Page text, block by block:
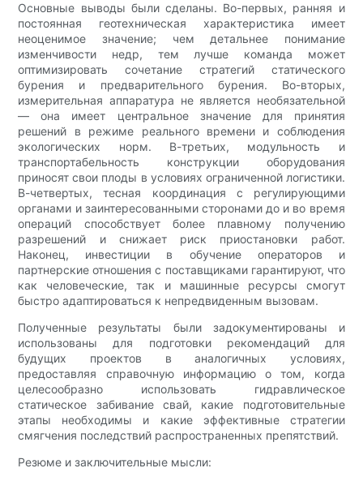
Основные выводы были сделаны. Во-первых, ранняя и
постоянная геотехническая характеристика имеет
неоценимое значение; чем детальнее понимание
изменчивости недр, тем лучше команда может
оптимизировать сочетание стратегий статического
бурения и предварительного бурения. Во-вторых,
измерительная аппаратура не является необязательной
— она имеет центральное значение для принятия
решений в режиме реального времени и соблюдения
экологических норм. В-третьих, модульность и
транспортабельность конструкции оборудования
приносят свои плоды в условиях ограниченной логистики.
В-четвертых, тесная координация с регулирующими
органами и заинтересованными сторонами до и во время
операций способствует более плавному получению
разрешений и снижает риск приостановки работ.
Наконец, инвестиции в обучение операторов и
партнерские отношения с поставщиками гарантируют, что
как человеческие, так и машинные ресурсы смогут
быстро адаптироваться к непредвиденным вызовам.
Полученные результаты были задокументированы и
использованы для подготовки рекомендаций для
будущих проектов в аналогичных условиях,
предоставляя справочную информацию о том, когда
целесообразно использовать гидравлическое
статическое забивание свай, какие подготовительные
этапы необходимы и какие эффективные стратегии
смягчения последствий распространенных препятствий.
Резюме и заключительные мысли: